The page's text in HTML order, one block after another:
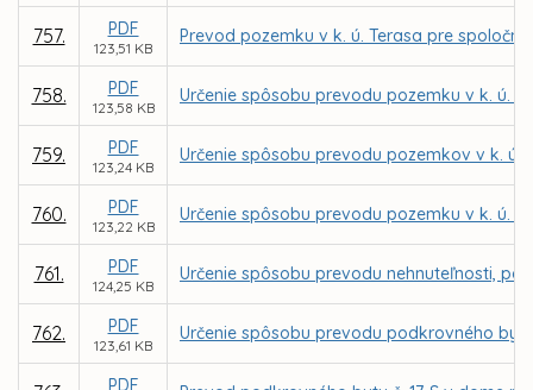
757. PDF
123,51 KB
Prevod pozemku v k. ú. Terasa pre
758. PDF
123,58 KB
Určenie spôsobu prevodu pozemku v k. ú.
759. PDF
123,24 KB
Určenie spôsobu prevodu pozemkov v k.
760. PDF
123,22 KB
Určenie spôsobu prevodu pozemku v k. ú.
761. PDF
124,25 KB
Určenie spôsobu prevodu nehnuteľnosti,
762. PDF
123,61 KB
Určenie spôsobu prevodu podkrovného